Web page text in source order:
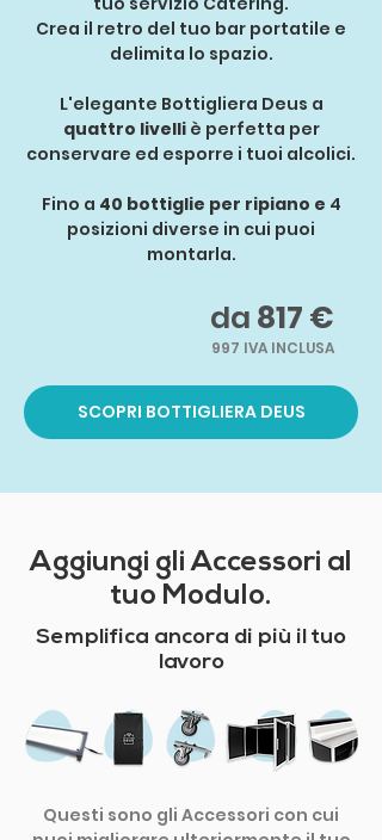
Crea il retro del tuo bar portatile e
delimita lo spazio.
L'elegante Bottigliera Deus a
quattro livelliè perfetta per
conservare ed esporre i tuoi alcolici.
Fino a 40 bottiglie per ripiano e 4
posizioni diverse in cui puoi
montarla.
da 817 €
997 IVA INCLUSA
SCOPRI BOTTIGLIERA DEUS
Aggiungi gli Accessori al
tuo Modulo.
Semplifica ancora di più il tuo
lavoro
Questi sono gli Accessori con cui